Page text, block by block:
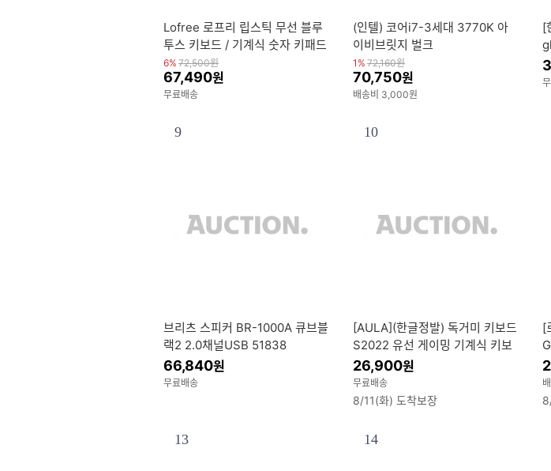
Lofree 로프리 립스틱 무선 블루
투스 키보드 / 기계식 숫자 키패드
/ 노트북 외장 계산기 실버
6% 72,500원
67,490원
무료배송
(인텔) 코어i7-3세대 3770K 아
이비브릿지 벌크
1% 72,160원
70,750원
배송비 3,000원
[
9
브리츠 스피커 BR-1000A 큐브블
랙2 2.0채널USB 51838
66,840원
무료배송
10
[AULA](한글정발) 독거미 키보드
S2022 유선 게이밍 기계식 키보
드 청축 적축 갈축 AULA 아우라
26,900원
무료배송
8/11(화) 도착보장
[
13 14